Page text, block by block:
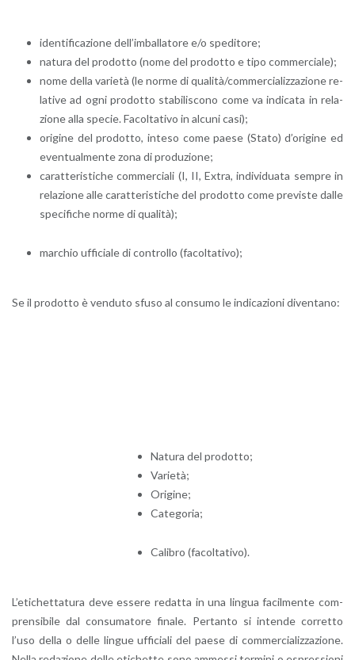
iden­ti­fi­ca­zio­ne del­l’im­bal­la­to­re e/o spe­di­to­re;
na­tu­ra del pro­dot­to (nome del pro­dot­to e tipo com­mer­cia­le);
nome della va­rie­tà (le norme di qua­li­tà/com­mer­cia­liz­za­zio­ne re­
la­ti­ve ad ogni pro­dot­to sta­bi­li­sco­no come va in­di­ca­ta in re­la­
zio­ne alla spe­cie. Fa­col­ta­ti­vo in al­cu­ni casi);
ori­gi­ne del pro­dot­to, in­te­so come paese (Stato) d’o­ri­gi­ne ed
even­tual­men­te zona di pro­du­zio­ne;
ca­rat­te­ri­sti­che com­mer­cia­li (I, II, Extra, in­di­vi­dua­ta sem­pre in
re­la­zio­ne alle ca­rat­te­ri­sti­che del pro­dot­to come pre­vi­ste dalle
spe­ci­fi­che norme di qua­li­tà);
mar­chio uf­fi­cia­le di con­trol­lo (fa­col­ta­ti­vo);
Se il pro­dot­to è ven­du­to sfuso al con­su­mo le in­di­ca­zio­ni di­ven­ta­no:
Na­tu­ra del pro­dot­to;
Va­rie­tà;
Ori­gi­ne;
Ca­te­go­ria;
Ca­li­bro (fa­col­ta­ti­vo).
L’e­ti­chet­ta­tu­ra deve es­se­re re­dat­ta in una lin­gua fa­cil­men­te com­
pren­si­bi­le dal con­su­ma­to­re fi­na­le. Per­tan­to si in­ten­de cor­ret­to
l’uso della o delle lin­gue uf­fi­cia­li del paese di com­mer­cia­liz­za­zio­ne.